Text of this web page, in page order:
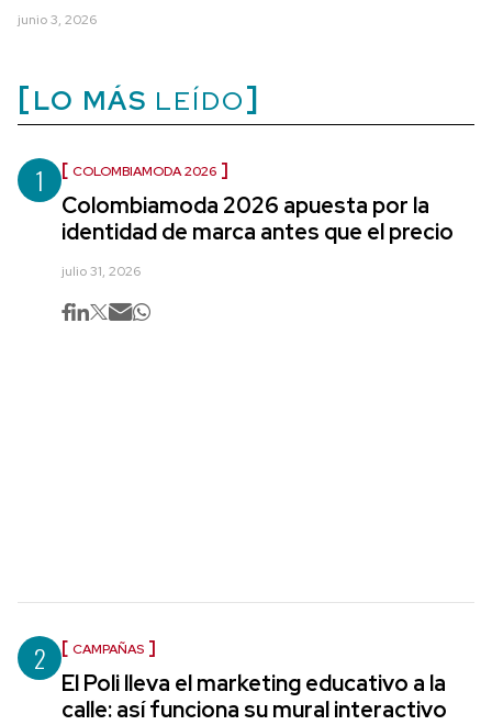
junio 3, 2026
LO MÁS LEÍDO
1 COLOMBIAMODA 2026
Colombiamoda 2026 apuesta por la
identidad de marca antes que el precio
julio 31, 2026
2 CAMPAÑAS
El Poli lleva el marketing educativo a la
calle: así funciona su mural interactivo